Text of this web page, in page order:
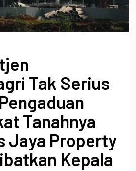
Tak Serius
Tanahnya
Jaya Property
Kepala